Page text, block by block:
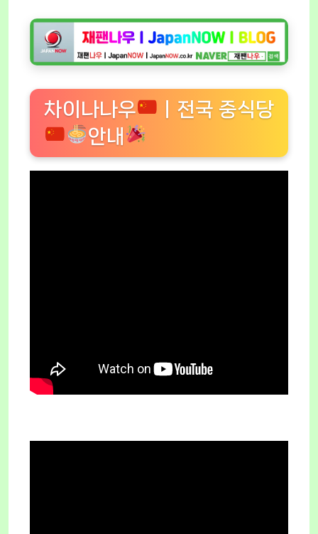
차이나나우
ㅣ전국 중식당
안내